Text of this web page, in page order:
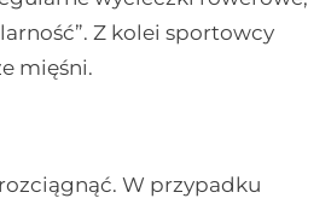
Z kolei sportowcy
mięśni.
W przypadku